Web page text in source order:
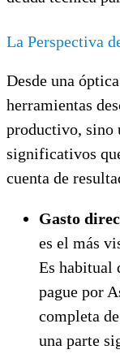
La Perspectiva
Desde una
herramientas
productivo, sino
significativos
cuenta de
Gasto
es el más
Es habitual
pague por
completa
una parte